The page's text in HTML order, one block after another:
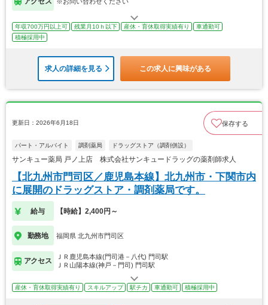
年収700万円以上可 残業月10ｈ以下 産休・育休取得実績有り
車通勤可
積極採用中
求人の詳細を見る この求人に興味がある
更新日：2026年6月18日 保存する
パート・アルバイト 調剤薬局 ドラッグストア（調剤併設）
サンキュー薬局 戸ノ上店 株式会社サンキュードラッグの薬剤師求人
【北九州市門司区／鹿児島本線】北九州市・下関市内
に展開のドラッグストア・調剤薬局です。
給与 【時給】2,400円～
勤務地 福岡県 北九州市門司区
アクセス
ＪＲ鹿児島本線(門司港－八代) 門司駅
ＪＲ山陽本線(神戸－門司) 門司駅
産休・育休取得実績有り スキルアップ 駅チカ 車通勤可 積極採用中